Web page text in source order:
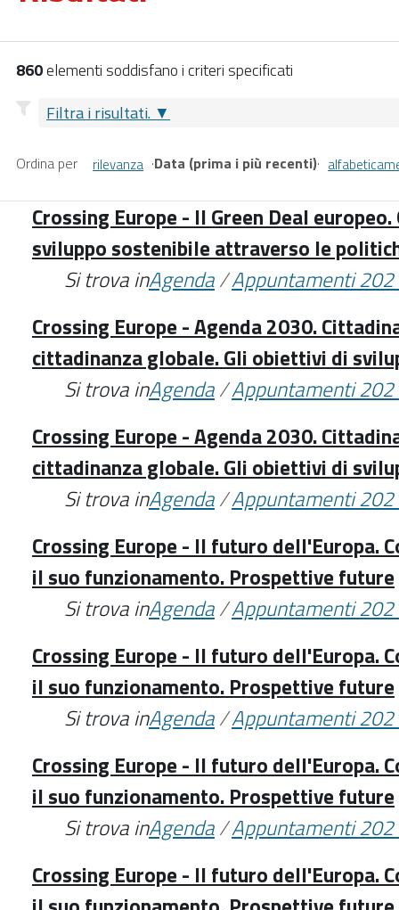
860elementi soddisfano i criteri specificati
Filtra i risultati.
Ordina per rilevanza ·Data (prima i più recenti)·
Crossing Europe - Il Green Deal
sviluppo sostenibile attraverso le
Si trova inAgenda/Appuntamenti
Crossing Europe - Agenda 2030.
cittadinanza globale. Gli obiettivi di
Si trova inAgenda/Appuntamenti
Crossing Europe - Agenda 2030.
cittadinanza globale. Gli obiettivi di
Si trova inAgenda/Appuntamenti
Crossing Europe - Il futuro dell'Europa.
il suo funzionamento. Prospettive future
Si trova inAgenda/Appuntamenti
Crossing Europe - Il futuro dell'Europa.
il suo funzionamento. Prospettive future
Si trova inAgenda/Appuntamenti
Crossing Europe - Il futuro dell'Europa.
il suo funzionamento. Prospettive future
Si trova inAgenda/Appuntamenti
Crossing Europe - Il futuro dell'Europa.